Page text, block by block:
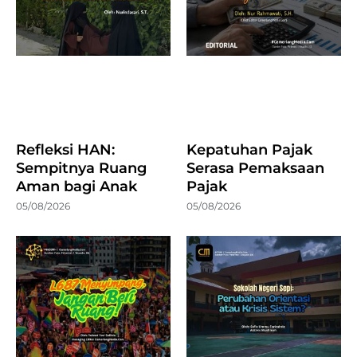
Refleksi HAN:
Sempitnya Ruang
Aman bagi Anak
05/08/2026
Kepatuhan Pajak
Serasa Pemaksaan
Pajak
05/08/2026